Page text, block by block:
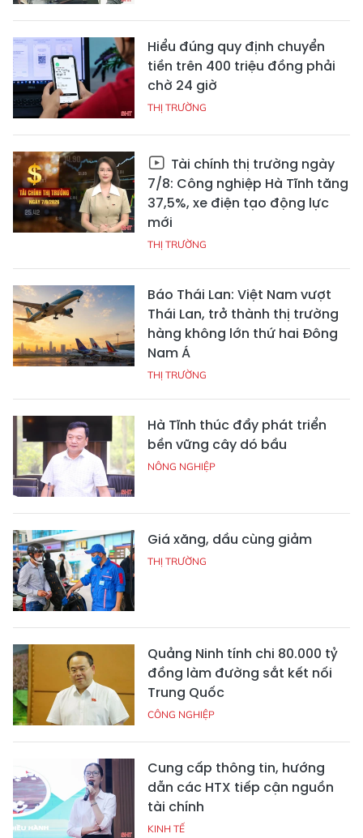
Hiểu đúng quy định chuyển
tiền trên 400 triệu đồng phải
chờ 24 giờ
THỊ TRƯỜNG
Tài chính thị trường ngày
7/8: Công nghiệp Hà Tĩnh tăng
37,5%, xe điện tạo động lực
mới
THỊ TRƯỜNG
Báo Thái Lan: Việt Nam vượt
Thái Lan, trở thành thị trường
hàng không lớn thứ hai Đông
Nam Á
THỊ TRƯỜNG
Hà Tĩnh thúc đẩy phát triển
bền vững cây dó bầu
NÔNG NGHIỆP
Giá xăng, dầu cùng giảm
THỊ TRƯỜNG
Quảng Ninh tính chi 80.000 tỷ
đồng làm đường sắt kết nối
Trung Quốc
CÔNG NGHIỆP
Cung cấp thông tin, hướng
dẫn các HTX tiếp cận nguồn
tài chính
KINH TẾ